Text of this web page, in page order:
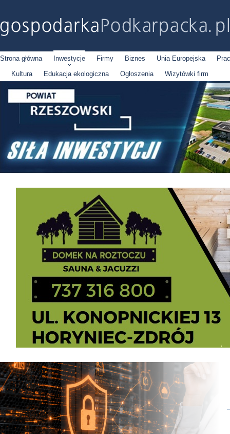
Strona główna Inwestycje Firmy Biznes Unia Europejska
Kultura
Edukacja ekologiczna Ogłoszenia Wizytówki firm